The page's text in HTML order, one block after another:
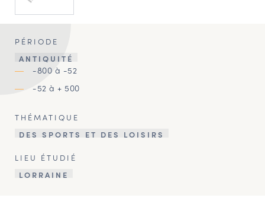
PÉRIODE
ANTIQUITÉ
-800 à -52
-52 à + 500
THÉMATIQUE
DES SPORTS ET DES LOISIRS
LIEU ÉTUDIÉ
LORRAINE